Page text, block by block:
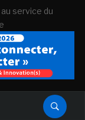
service du